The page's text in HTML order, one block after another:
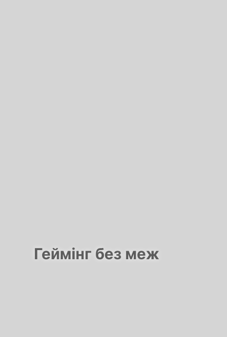
Геймінг без меж